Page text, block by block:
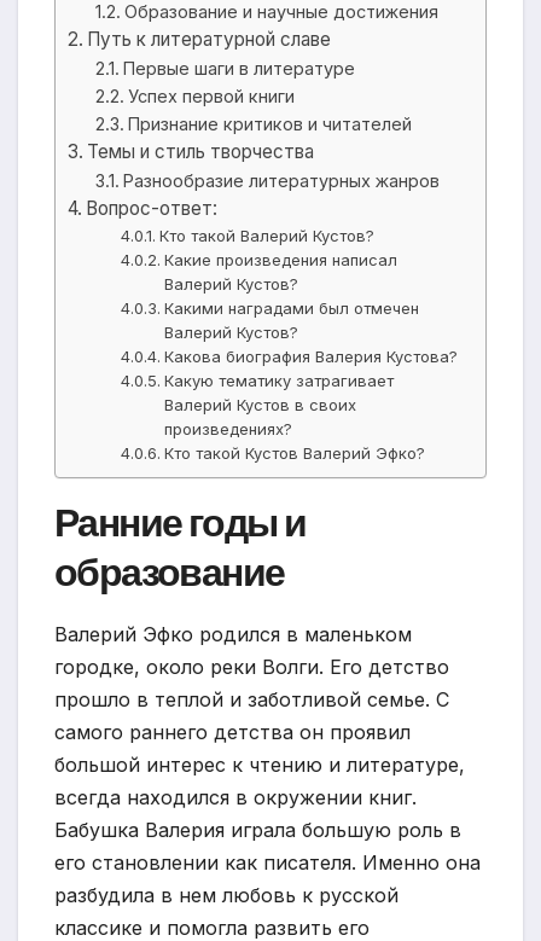
Образование и научные достижения
Путь к литературной славе
Первые шаги в литературе
Успех первой книги
Признание критиков и читателей
Темы и стиль творчества
Разнообразие литературных жанров
Вопрос-ответ:
Кто такой Валерий Кустов?
Какие произведения написал
Валерий Кустов?
Какими наградами был отмечен
Валерий Кустов?
Какова биография Валерия Кустова?
Какую тематику затрагивает
Валерий Кустов в своих
произведениях?
Кто такой Кустов Валерий Эфко?
Ранние годы и
образование
Валерий Эфко родился в маленьком
городке, около реки Волги. Его детство
прошло в теплой и заботливой семье. С
самого раннего детства он проявил
большой интерес к чтению и литературе,
всегда находился в окружении книг.
Бабушка Валерия играла большую роль в
его становлении как писателя. Именно она
разбудила в нем любовь к русской
классике и помогла развить его